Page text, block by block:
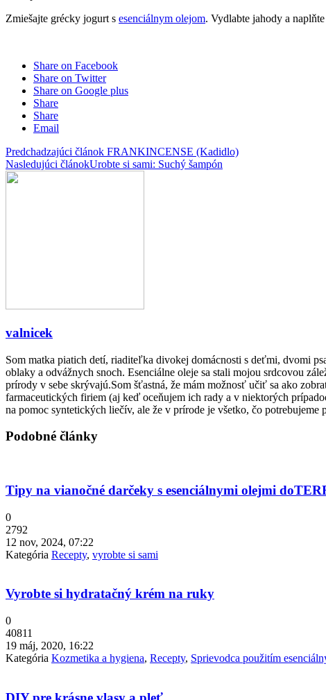
Zmiešajte grécky jogurt s esenciálnym olejom. Vydlabte jahody a
Share on Facebook
Share on Twitter
Share on Google plus
Share
Share
Email
Predchadzajúci článok FRANKINCENSE (Kadidlo)
Nasledujúci článokUrobte si sami: Suchý šampón
valnicek
Som matka piatich detí, riaditeľka divokej domácnosti s deťmi, dvomi
oblaky a odvážnych snoch. Esenciálne oleje sa stali mojou srdcovou
prírody v sebe skrývajú.Som šťastná, že mám možnosť učiť sa ako
farmaceutických firiem (aj keď oceňujem ich rady a v niektorých
na pomoc syntetických liečív, ale že v prírode je všetko, čo potrebujeme
Podobné články
Tipy na vianočné darčeky s esenciálnymi olejmi
0
2792
12 nov, 2024, 07:22
Kategória Recepty, vyrobte si sami
Vyrobte si hydratačný krém na ruky
0
40811
19 máj, 2020, 16:22
Kategória Kozmetika a hygiena, Recepty, Sprievodca použitím